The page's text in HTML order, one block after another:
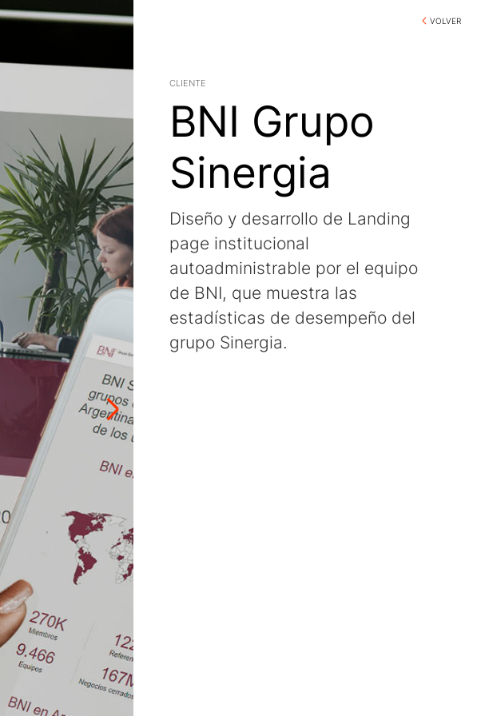
VOLVER
cliente
BNI Grupo
Sinergia
Diseño y desarrollo de Landing
page institucional
autoadministrable por el equipo
de BNI, que muestra las
estadísticas de desempeño del
grupo Sinergia.